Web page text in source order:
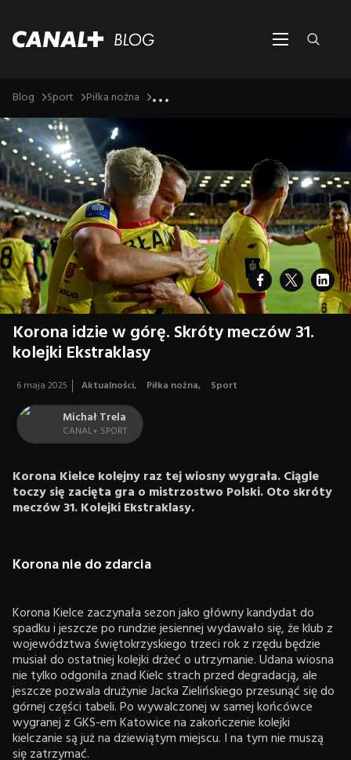
Blog Sport Piłka nożna ...
Korona idzie w górę. Skróty meczów 31.
kolejki Ekstraklasy
6 maja 2025 Aktualności, Piłka nożna, Sport
Michał Trela
CANAL+ SPORT
Korona Kielce kolejny raz tej wiosny wygrała. Ciągle
toczy się zacięta gra o mistrzostwo Polski. Oto skróty
meczów 31. Kolejki Ekstraklasy.
Korona nie do zdarcia
Korona Kielce zaczynała sezon jako główny kandydat do
spadku i jeszcze po rundzie jesiennej wydawało się, że klub z
województwa świętokrzyskiego trzeci rok z rzędu będzie
musiał do ostatniej kolejki drżeć o utrzymanie. Udana wiosna
nie tylko odgoniła znad Kielc strach przed degradacją, ale
jeszcze pozwala drużynie Jacka Zielińskiego przesunąć się do
górnej części tabeli. Po wywalczonej w samej końcówce
wygranej z GKS-em Katowice na zakończenie kolejki
kielczanie są już na dziewiątym miejscu. I na tym nie muszą
się zatrzymać.